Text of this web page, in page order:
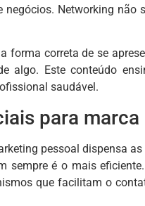
Networking
forma correta de se
algo. Este conteúdo
saudável.
para marca
pessoal dispensa
sempre é o mais
que facilitam o